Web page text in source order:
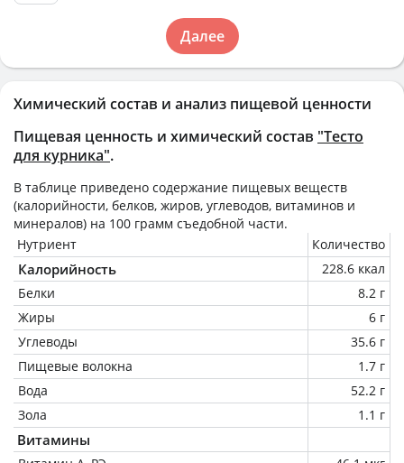
Химический состав и анализ пищевой ценности
Пищевая ценность и химический состав "Тесто
для курника".
В таблице приведено содержание пищевых веществ
(калорийности, белков, жиров, углеводов, витаминов и
минералов) на 100 грамм съедобной части.
Нутриент
Количество
Калорийность
228.6 ккал
Белки
8.2 г
Жиры
6 г
Углеводы
35.6 г
Пищевые волокна
1.7 г
Вода
52.2 г
Зола
1.1 г
Витамины
Далее